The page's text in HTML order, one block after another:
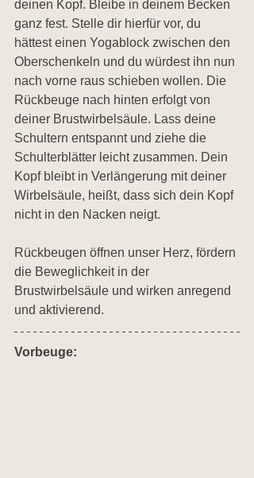
deinen Kopf. Bleibe in deinem Becken
ganz fest. Stelle dir hierfür vor, du
hättest einen Yogablock zwischen den
Oberschenkeln und du würdest ihn nun
nach vorne raus schieben wollen. Die
Rückbeuge nach hinten erfolgt von
deiner Brustwirbelsäule. Lass deine
Schultern entspannt und ziehe die
Schulterblätter leicht zusammen. Dein
Kopf bleibt in Verlängerung mit deiner
Wirbelsäule, heißt, dass sich dein Kopf
nicht in den Nacken neigt.
Rückbeugen öffnen unser Herz, fördern
die Beweglichkeit in der
Brustwirbelsäule und wirken anregend
und aktivierend.
Vorbeuge: